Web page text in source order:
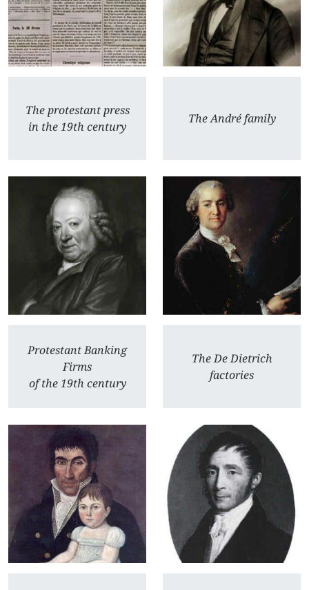
The protestant press
in the 19th century
The André family
Protestant Banking
Firms
of the 19th century
The De Dietrich
factories